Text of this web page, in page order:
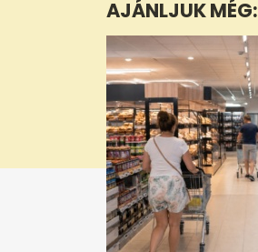
secondsVolume
0%
AJÁNLJUK MÉG: